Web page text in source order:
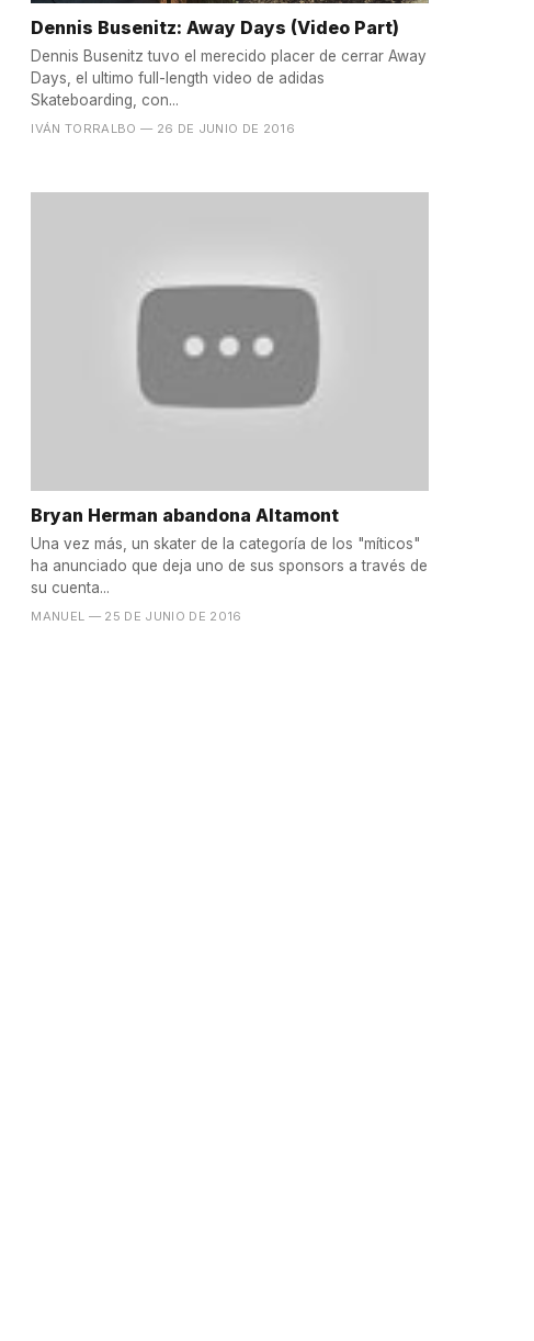
Dennis Busenitz: Away Days (Video Part)
Dennis Busenitz tuvo el merecido placer de cerrar Away
Days, el ultimo full-length video de adidas
Skateboarding, con...
IVÁN TORRALBO — 26 DE JUNIO DE 2016
Bryan Herman abandona Altamont
Una vez más, un skater de la categoría de los "míticos"
ha anunciado que deja uno de sus sponsors a través de
su cuenta...
MANUEL — 25 DE JUNIO DE 2016